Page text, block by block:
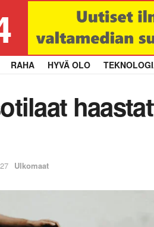
RAHA HYVÄ OLO
Ulkomaat